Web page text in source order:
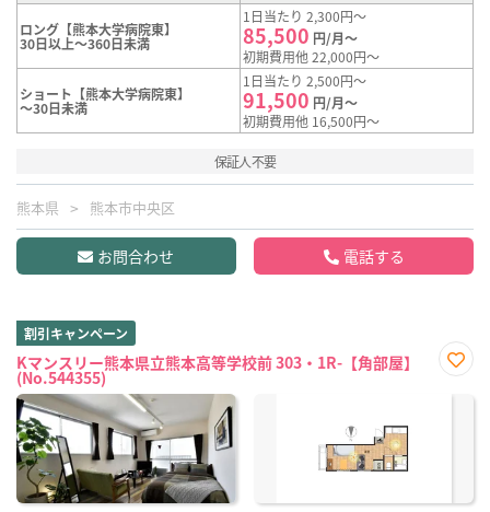
ロング【熊本大学病院東】
30日以上～360日未満
1日当たり 2,300円～
85,500 円/月～
初期費用他 22,000円～
ショート【熊本大学病院東】
～30日未満
1日当たり 2,500円～
91,500 円/月～
初期費用他 16,500円～
保証人不要
熊本県 熊本市中央区
お問合わせ 電話する
割引キャンペーン
Kマンスリー熊本県立熊本高等学校前 303・1R-【角部屋】
(No.544355)
に入